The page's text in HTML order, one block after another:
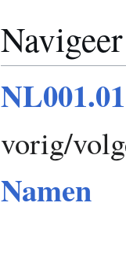
Navigeer
vorig/
Namen